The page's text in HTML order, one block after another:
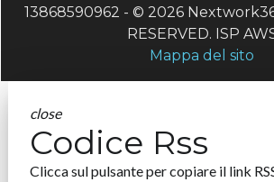
13868590962 - © 2026
RESERVED. ISP
Mappa del sito
close
Codice Rss
Clicca sul pulsante per copiare il link